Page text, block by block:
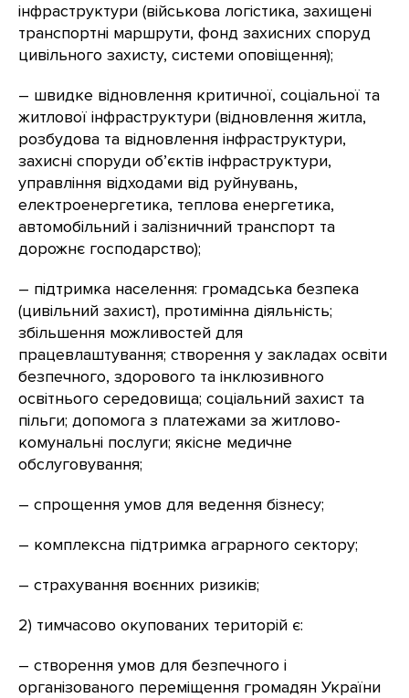
інфраструктури (військова логістика, захищені
транспортні маршрути, фонд захисних споруд
цивільного захисту, системи оповіщення);
– швидке відновлення критичної, соціальної та
житлової інфраструктури (відновлення житла,
розбудова та відновлення інфраструктури,
захисні споруди об’єктів інфраструктури,
управління відходами від руйнувань,
електроенергетика, теплова енергетика,
автомобільний і залізничний транспорт та
дорожнє господарство);
– підтримка населення: громадська безпека
(цивільний захист), протимінна діяльність;
збільшення можливостей для
працевлаштування; створення у закладах освіти
безпечного, здорового та інклюзивного
освітнього середовища; соціальний захист та
пільги; допомога з платежами за житлово-
комунальні послуги; якісне медичне
обслуговування;
– спрощення умов для ведення бізнесу;
– комплексна підтримка аграрного сектору;
– страхування воєнних ризиків;
2) тимчасово окупованих територій є:
– створення умов для безпечного і
організованого переміщення громадян України